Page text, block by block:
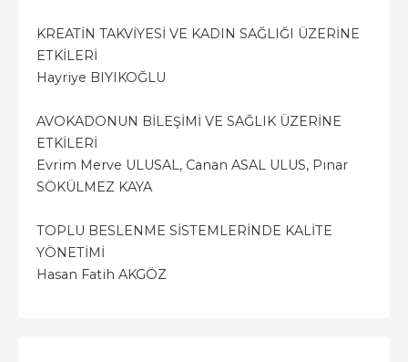
KREATİN TAKVİYESİ VE KADIN SAĞLIĞI ÜZERİNE
ETKİLERİ
Hayriye BIYIKOĞLU
AVOKADONUN BİLEŞİMİ VE SAĞLIK ÜZERİNE
ETKİLERİ
Evrim Merve ULUSAL, Canan ASAL ULUS, Pınar
SÖKÜLMEZ KAYA
TOPLU BESLENME SİSTEMLERİNDE KALİTE
YÖNETİMİ
Hasan Fatih AKGÖZ